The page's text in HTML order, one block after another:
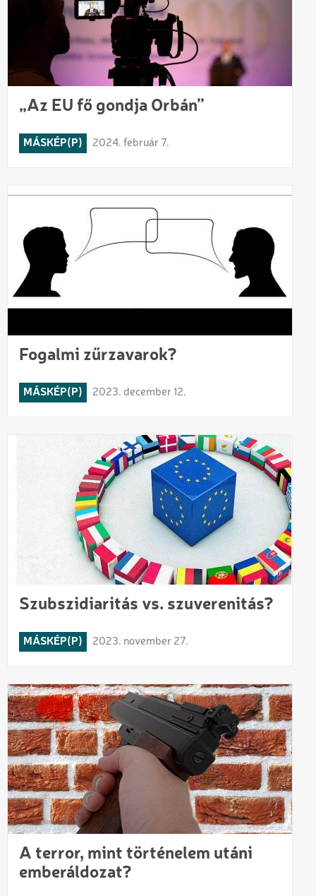
„Az EU fő gondja Orbán”
MÁSKÉP(P) 2024. február 7.
Fogalmi zűrzavarok?
MÁSKÉP(P) 2023. december 12.
Szubszidiaritás vs. szuverenitás?
MÁSKÉP(P) 2023. november 27.
A terror, mint történelem utáni
emberáldozat?